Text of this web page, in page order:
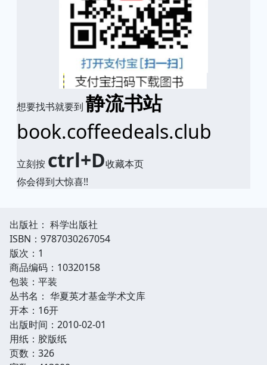
想要找书就要到 静流书站
book.coffeedeals.club
立刻按 ctrl+D收藏本页
你会得到大惊喜!!
出版社： 科学出版社
ISBN：9787030267054
版次：1
商品编码：10320158
包装：平装
丛书名： 华夏英才基金学术文库
开本：16开
出版时间：2010-02-01
用纸：胶版纸
页数：326